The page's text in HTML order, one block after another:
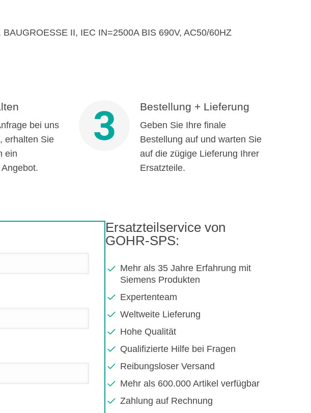
II, IEC IN=2500A BIS 690V, AC50/60HZ
bei uns
erhalten Sie
ein
3 Bestellung + Lieferung
Geben Sie Ihre finale
Bestellung auf und warten Sie
auf die zügige Lieferung Ihrer
Ersatzteile.
Ersatzteilservice von
GOHR-SPS:
Mehr als 35 Jahre Erfahrung mit
Siemens Produkten
Expertenteam
Weltweite Lieferung
Hohe Qualität
Qualifizierte Hilfe bei Fragen
Reibungsloser Versand
Mehr als 600.000 Artikel verfügbar
Zahlung auf Rechnung